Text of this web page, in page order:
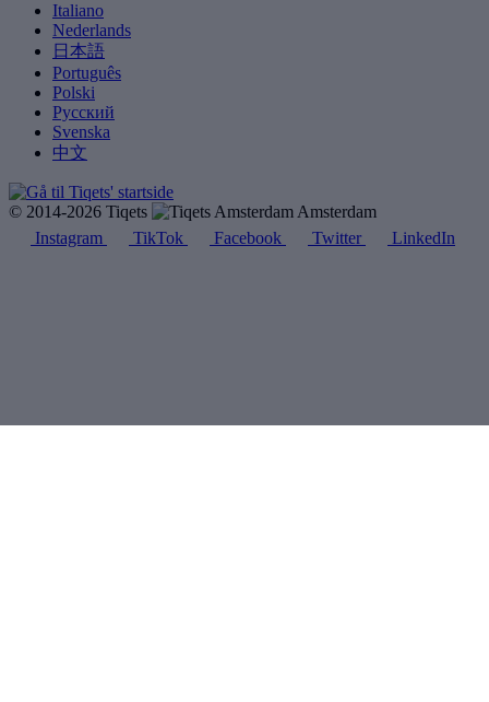
Italiano
Nederlands
日本語
Português
Polski
Русский
Svenska
中文
© 2014-2026 Tiqets
Amsterdam
Instagram
TikTok Facebook Twitter LinkedIn